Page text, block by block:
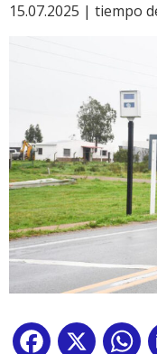
15.07.2025 | tiempo
Facebook
X